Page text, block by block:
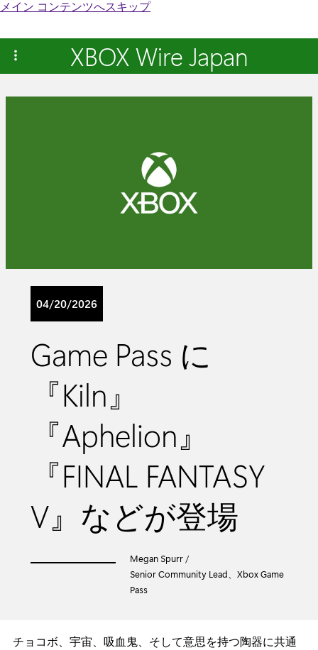
メイン コンテンツへスキップ
XBOX Wire Japan
04/20/2026
Game Pass に
『Kiln』
『Aphelion』
『FINAL FANTASY
V』などが登場
Megan Spurr /
Senior Community Lead、Xbox Game
Pass
チョコボ、宇宙、吸血鬼、そして意思を持つ陶器に共通